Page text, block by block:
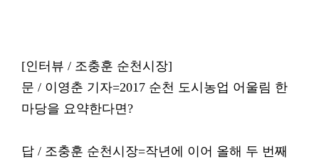
[인터뷰 / 조충훈 순천시장]
문 / 이영춘 기자=2017 순천 도시농업 어울림 한
마당을 요약한다면?
답 / 조충훈 순천시장=작년에 이어 올해 두 번째